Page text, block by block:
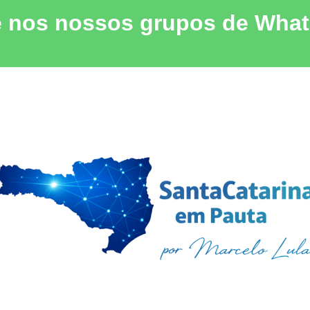
nos nossos grupos de